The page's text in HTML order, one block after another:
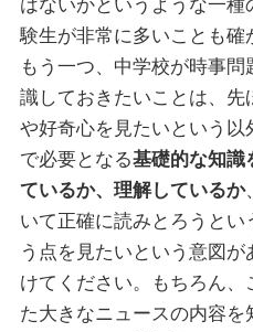
はないかというような一
験生が非常に多いことも確
もう一つ、中学校が時事
識しておきたいことは、
や好奇心を見たいという以
で必要となる基礎的な知識
ているか、理解しているか
いて正確に読みとろうと
う点を見たいという意図
けてください。もちろん
た大きなニュースの内容